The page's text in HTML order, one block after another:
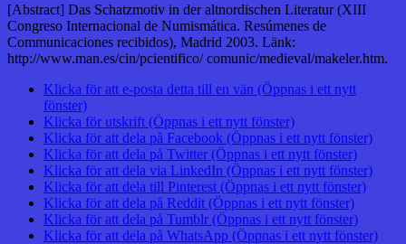
[Abstract] Das Schatzmotiv in der altnordischen Literatur (XIII
Congreso Internacional de Numismática. Resúmenes de
Communicaciones recibidos), Madrid 2003. Länk:
http://www.man.es/cin/pcientifico/ comunic/medieval/makeler.htm.
Klicka för att e-posta detta till en vän (Öppnas i ett nytt
fönster)
Klicka för utskrift (Öppnas i ett nytt fönster)
Klicka för att dela på Facebook (Öppnas i ett nytt fönster)
Klicka för att dela på Twitter (Öppnas i ett nytt fönster)
Klicka för att dela via LinkedIn (Öppnas i ett nytt fönster)
Klicka för att dela till Pinterest (Öppnas i ett nytt fönster)
Klicka för att dela på Reddit (Öppnas i ett nytt fönster)
Klicka för att dela på Tumblr (Öppnas i ett nytt fönster)
Klicka för att dela på WhatsApp (Öppnas i ett nytt fönster)